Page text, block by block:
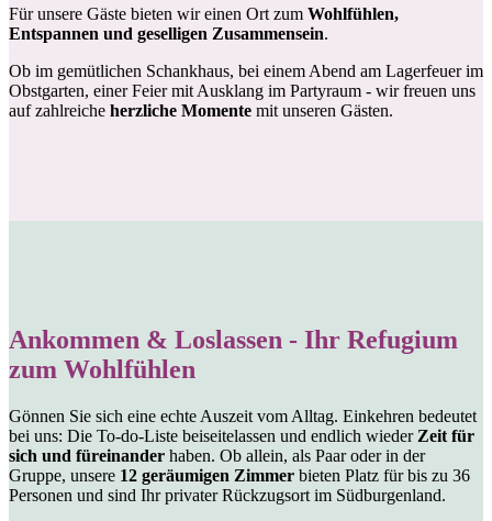
Für unsere Gäste bieten wir einen Ort zum Wohlfühlen,
Entspannen und geselligen Zusammensein.
Ob im gemütlichen Schankhaus, bei einem Abend am Lagerfeuer im
Obstgarten, einer Feier mit Ausklang im Partyraum - wir freuen uns
auf zahlreiche herzliche Momente mit unseren Gästen.
Ankommen & Loslassen - Ihr Refugium
zum Wohlfühlen
Gönnen Sie sich eine echte Auszeit vom Alltag. Einkehren bedeutet
bei uns: Die To-do-Liste beiseitelassen und endlich wieder Zeit für
sich und füreinander haben. Ob allein, als Paar oder in der
Gruppe, unsere 12 geräumigen Zimmer bieten Platz für bis zu 36
Personen und sind Ihr privater Rückzugsort im Südburgenland.